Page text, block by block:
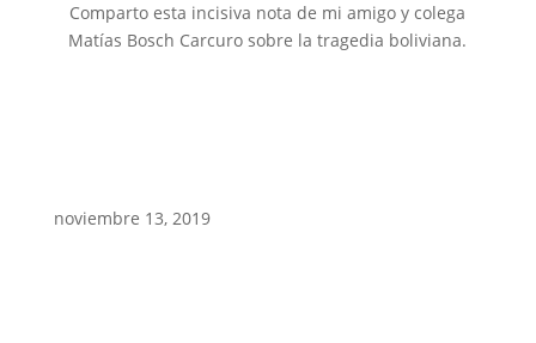
Comparto esta incisiva nota de mi amigo y colega
Matías Bosch Carcuro sobre la tragedia boliviana.
noviembre 13, 2019